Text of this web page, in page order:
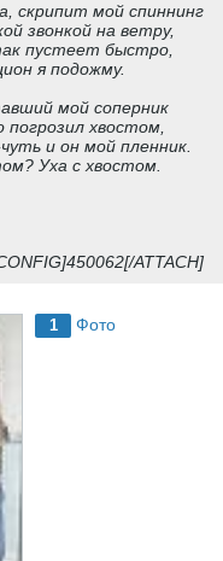
скрипит мой спиннинг
звонкой на ветру,
пустеет быстро,
я подожму.
мой соперник
погрозил хвостом,
и он мой пленник.
Уха с хвостом.
ATTACH]
1 Фото